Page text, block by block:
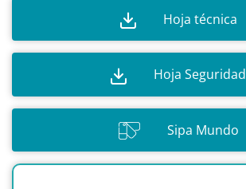
Hoja técnica
Hoja Seguridad
Sipa Mundo